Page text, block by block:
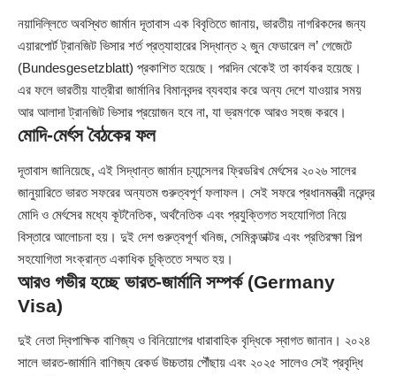
নয়াদিল্লিতে অবস্থিত জার্মান দূতাবাস এক বিবৃতিতে জানায়, ভারতীয় নাগরিকদের জন্য
এয়ারপোর্ট ট্রানজিট ভিসার শর্ত প্রত্যাহারের সিদ্ধান্ত ২ জুন ফেডারেল ল’ গেজেটে
(Bundesgesetzblatt) প্রকাশিত হয়েছে। পরদিন থেকেই তা কার্যকর হয়েছে।
এর ফলে ভারতীয় যাত্রীরা জার্মানির বিমানবন্দর ব্যবহার করে অন্য দেশে যাওয়ার সময়
আর আলাদা ট্রানজিট ভিসার প্রয়োজন হবে না, যা ভ্রমণকে আরও সহজ করবে।
মোদি-মের্ৎস বৈঠকের ফল
দূতাবাস জানিয়েছে, এই সিদ্ধান্ত জার্মান চ্যান্সেলর ফ্রিডরিখ মের্ৎসের ২০২৬ সালের
জানুয়ারিতে ভারত সফরের অন্যতম গুরুত্বপূর্ণ ফলাফল। সেই সফরে প্রধানমন্ত্রী নরেন্দ্র
মোদি ও মের্ৎসের মধ্যে কূটনৈতিক, অর্থনৈতিক এবং প্রযুক্তিগত সহযোগিতা নিয়ে
বিস্তারে আলোচনা হয়। দুই দেশ গুরুত্বপূর্ণ খনিজ, সেমিকন্ডাক্টর এবং প্রতিরক্ষা শিল্প
সহযোগিতা সংক্রান্ত একাধিক চুক্তিতে সম্মত হয়।
আরও গভীর হচ্ছে ভারত-জার্মানি সম্পর্ক (Germany
Visa)
দুই নেতা দ্বিপাক্ষিক বাণিজ্য ও বিনিয়োগের ধারাবাহিক বৃদ্ধিকে স্বাগত জানান। ২০২৪
সালে ভারত-জার্মানি বাণিজ্য রেকর্ড উচ্চতায় পৌঁছায় এবং ২০২৫ সালেও সেই প্রবৃদ্ধি